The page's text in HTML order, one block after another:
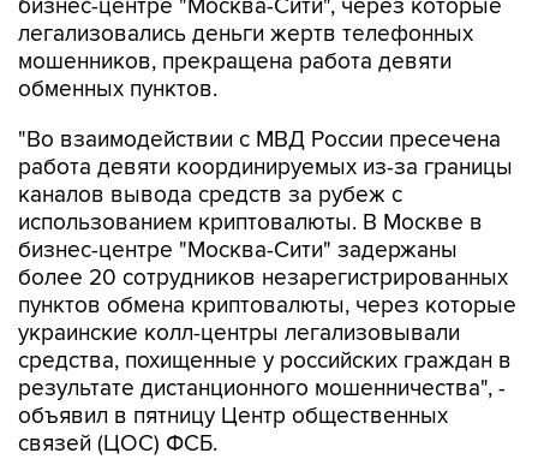
бизнес-центре "Москва-Сити", через которые
легализовались деньги жертв телефонных
мошенников, прекращена работа девяти
обменных пунктов.
"Во взаимодействии с МВД России пресечена
работа девяти координируемых из-за границы
каналов вывода средств за рубеж с
использованием криптовалюты. В Москве в
бизнес-центре "Москва-Сити" задержаны
более 20 сотрудников незарегистрированных
пунктов обмена криптовалюты, через которые
украинские колл-центры легализовывали
средства, похищенные у российских граждан в
результате дистанционного мошенничества", -
объявил в пятницу Центр общественных
связей (ЦОС) ФСБ.